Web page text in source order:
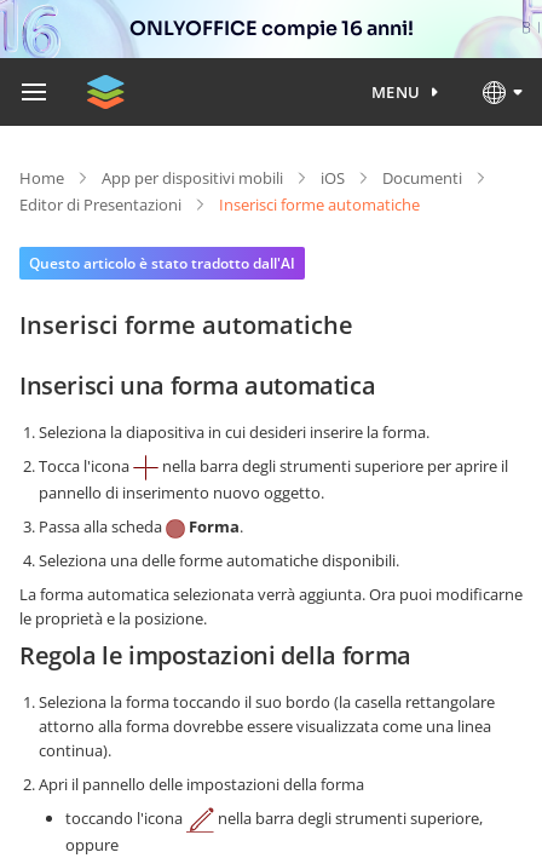
ONLYOFFICE compie 16 anni!
MENU
Home App per dispositivi mobili iOS
Documenti
Editor di Presentazioni
Inserisci forme automatiche
Questo articolo è stato tradotto dall'AI
Inserisci forme automatiche
Inserisci una forma automatica
Seleziona la diapositiva in cui desideri inserire la forma.
Tocca l'icona
nella barra degli strumenti superiore per aprire il
pannello di inserimento nuovo oggetto.
Passa alla scheda
Forma.
Seleziona una delle forme automatiche disponibili.
La forma automatica selezionata verrà aggiunta. Ora puoi modificarne
le proprietà e la posizione.
Regola le impostazioni della forma
Seleziona la forma toccando il suo bordo (la casella rettangolare
attorno alla forma dovrebbe essere visualizzata come una linea
continua).
Apri il pannello delle impostazioni della forma
toccando l'icona
nella barra degli strumenti superiore,
oppure